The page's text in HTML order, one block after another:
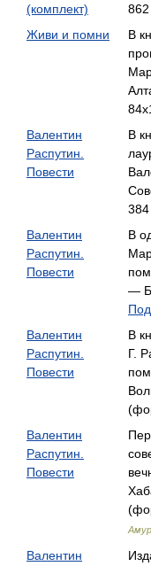
(комплект)
862
Живи и помни
В
Валентин
Распутин.
Повести
В
384
Валентин
Распутин.
Повести
В
—
Валентин
Распутин.
Повести
В
Г.
Валентин
Распутин.
Повести
Валентин